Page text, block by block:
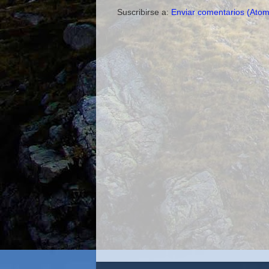
Suscribirse a: Enviar comentarios